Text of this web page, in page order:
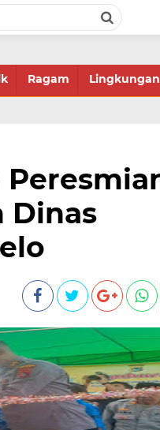
Ragam Lingkungan
Dinas